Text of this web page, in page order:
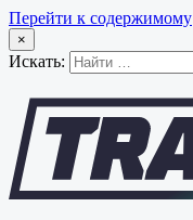
Перейти к содержимому
×
Искать: